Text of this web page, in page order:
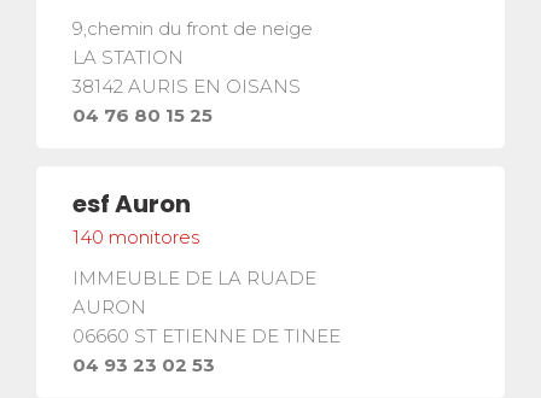
9,chemin du front de neige
LA STATION
38142 AURIS EN OISANS
04 76 80 15 25
esfAuron
140 monitores
IMMEUBLE DE LA RUADE
AURON
06660 ST ETIENNE DE TINEE
04 93 23 02 53
4